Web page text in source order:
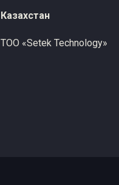
Казахстан
ТОО «Setek Technology»